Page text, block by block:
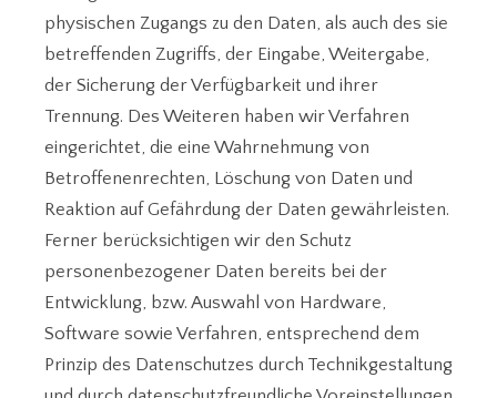
physischen Zugangs zu den Daten, als auch des sie
betreffenden Zugriffs, der Eingabe, Weitergabe,
der Sicherung der Verfügbarkeit und ihrer
Trennung. Des Weiteren haben wir Verfahren
eingerichtet, die eine Wahrnehmung von
Betroffenenrechten, Löschung von Daten und
Reaktion auf Gefährdung der Daten gewährleisten.
Ferner berücksichtigen wir den Schutz
personenbezogener Daten bereits bei der
Entwicklung, bzw. Auswahl von Hardware,
Software sowie Verfahren, entsprechend dem
Prinzip des Datenschutzes durch Technikgestaltung